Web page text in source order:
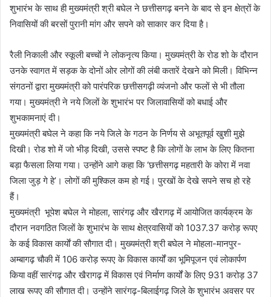
शुभारंभ के साथ ही मुख्यमंत्री श्री बघेल ने छत्तीसगढ़ बनने के बाद से इन क्षेत्रों के
निवासियों की बरसों पुरानी मांग और सपने को साकार कर दिया है।
रैली निकाली और स्कूली बच्चों ने लोकनृत्य किया। मुख्यमंत्री के रोड शो के दौरान
उनके स्वागत में सड़क के दोनों ओर लोगों की लंबी कतारें देखने को मिली। विभिन्न
संगठनों द्वारा मुख्यमंत्री को पारंपरिक छत्तीसगढ़ी व्यंजनो और फलों से भी तौला
गया। मुख्यमंत्री ने नये जिलों के शुभारंभ पर जिलावासियों को बधाई और
शुभकामनाएं दी।
मुख्यमंत्री बघेल ने कहा कि नये जिले के गठन के निर्णय से अभूतपूर्व खुशी मुझे
दिखी। रोड शो में जो भीड़ दिखी, उससे स्पष्ट है कि लोगों के लाभ के लिए कितना
बड़ा फैसला लिया गया। उन्होंने आगे कहा कि ‘छत्तीसगढ़ महतारी के कोरा में नवा
जिला जुड़ गे हे’। लोगों की मुश्किल कम हो गई। पुरखों के देखे सपने सच हो रहे
हैं।
मुख्यमंत्री भूपेश बघेल ने मोहला, सारंगढ़ और खैरागढ़ में आयोजित कार्यक्रम के
दौरान नवगठित जिलों के शुभारंभ के साथ क्षेत्रवासियों को 1037.37 करोड़ रूपए
के कई विकास कार्याें की सौगात दी। मुख्यमंत्री श्री बघेल ने मोहला-मानपुर-
अम्बागढ़ चौकी में 106 करोड़ रूपए के विकास कार्यों का भूमिपूजन एवं लोकार्पण
किया वहीं सारंगढ़ और खैरागढ़ में विकास एवं निर्माण कार्यों के लिए 931 करोड़ 37
लाख रूपए की सौगात दी। उन्होंने सारंगढ़-बिलाईगढ़ जिले के शुभारंभ अवसर पर